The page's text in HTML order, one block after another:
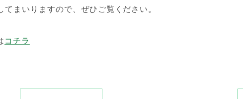
まいりますので、ぜひご覧ください。
コチラ